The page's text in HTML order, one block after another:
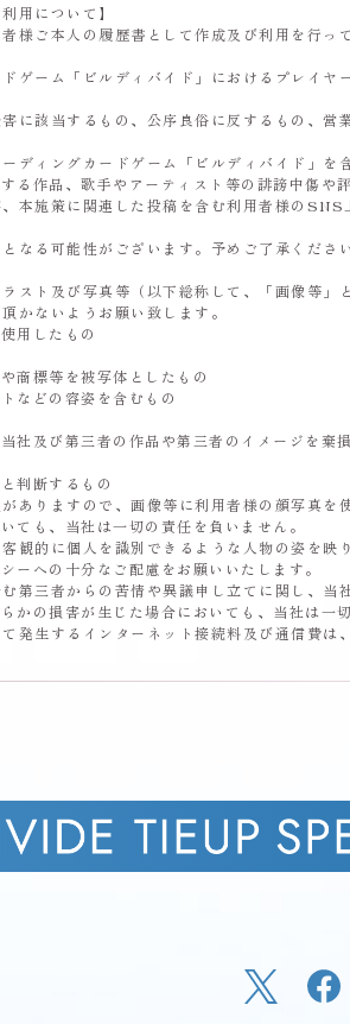
用について】
様ご本人の履歴書として作成及び利用を行
ゲーム「ビルディバイド」におけるプレイ
に該当するもの、公序良俗に反するもの、
ディングカードゲーム「ビルディバイド」
る作品、歌手やアーティスト等の誹謗中傷や
本施策に関連した投稿を含む利用者様の
なる可能性がございます。予めご了承ください
スト及び写真等（以下総称して、「画像等」
かないようお願い致します。
用したもの
商標等を被写体としたもの
などの容姿を含むもの
社及び第三者の作品や第三者のイメージを棄
判断するもの
ありますので、画像等に利用者様の顔写真
ても、当社は一切の責任を負いません。
観的に個人を識別できるような人物の姿を映
ーへの十分なご配慮をお願いいたします。
第三者からの苦情や異議申し立てに関し、
かの損害が生じた場合においても、当社は一
発生するインターネット接続料及び通信費は